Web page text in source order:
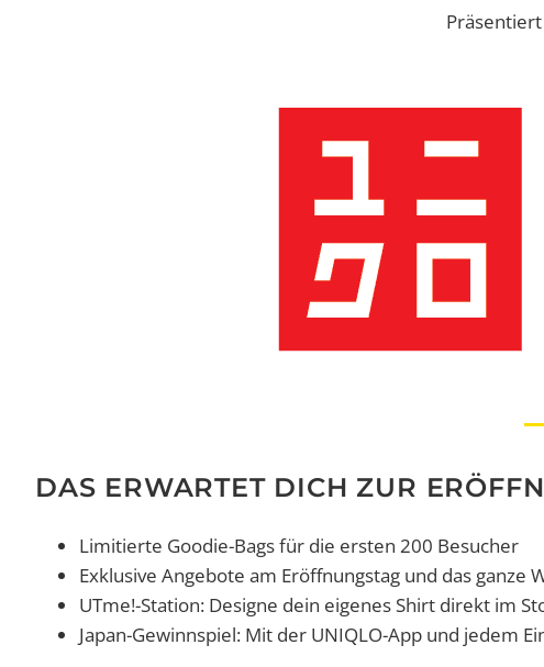
DAS ERWARTET DICH ZUR
Limitierte Goodie-Bags für die ersten 200 Besucher
Exklusive Angebote am Eröffnungstag und das ganze
UTme!-Station: Designe dein eigenes Shirt direkt im
Japan-Gewinnspiel: Mit der UNIQLO-App und jedem